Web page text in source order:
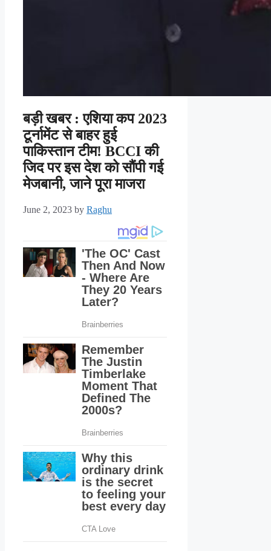
बड़ी खबर : एशिया कप 2023
टूर्नामेंट से बाहर हुई
पाकिस्तान टीम! BCCI की
जिद पर इस देश को सौंपी गई
मेजबानी, जाने पूरा माजरा
June 2, 2023 by Raghu